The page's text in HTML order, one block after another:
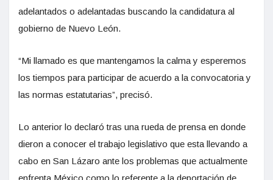
adelantados o adelantadas buscando la candidatura al
gobierno de Nuevo León.
“Mi llamado es que mantengamos la calma y esperemos
los tiempos para participar de acuerdo a la convocatoria y
las normas estatutarias”, precisó.
Lo anterior lo declaró tras una rueda de prensa en donde
dieron a conocer el trabajo legislativo que esta llevando a
cabo en San Lázaro ante los problemas que actualmente
enfrenta México como lo referente a la deportación de